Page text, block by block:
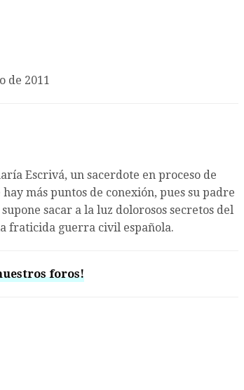
de 2011
Escrivá, un sacerdote en proceso de
más puntos de conexión, pues su padre
sacar a la luz dolorosos secretos del
fraticida guerra civil española.
foros!